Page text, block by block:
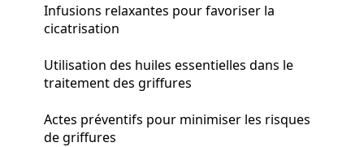
Infusions relaxantes pour favoriser la
cicatrisation
Utilisation des huiles essentielles dans le
traitement des griffures
Actes préventifs pour minimiser les risques
de griffures